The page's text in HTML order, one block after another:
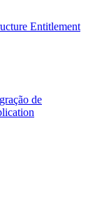
Entitlement
de